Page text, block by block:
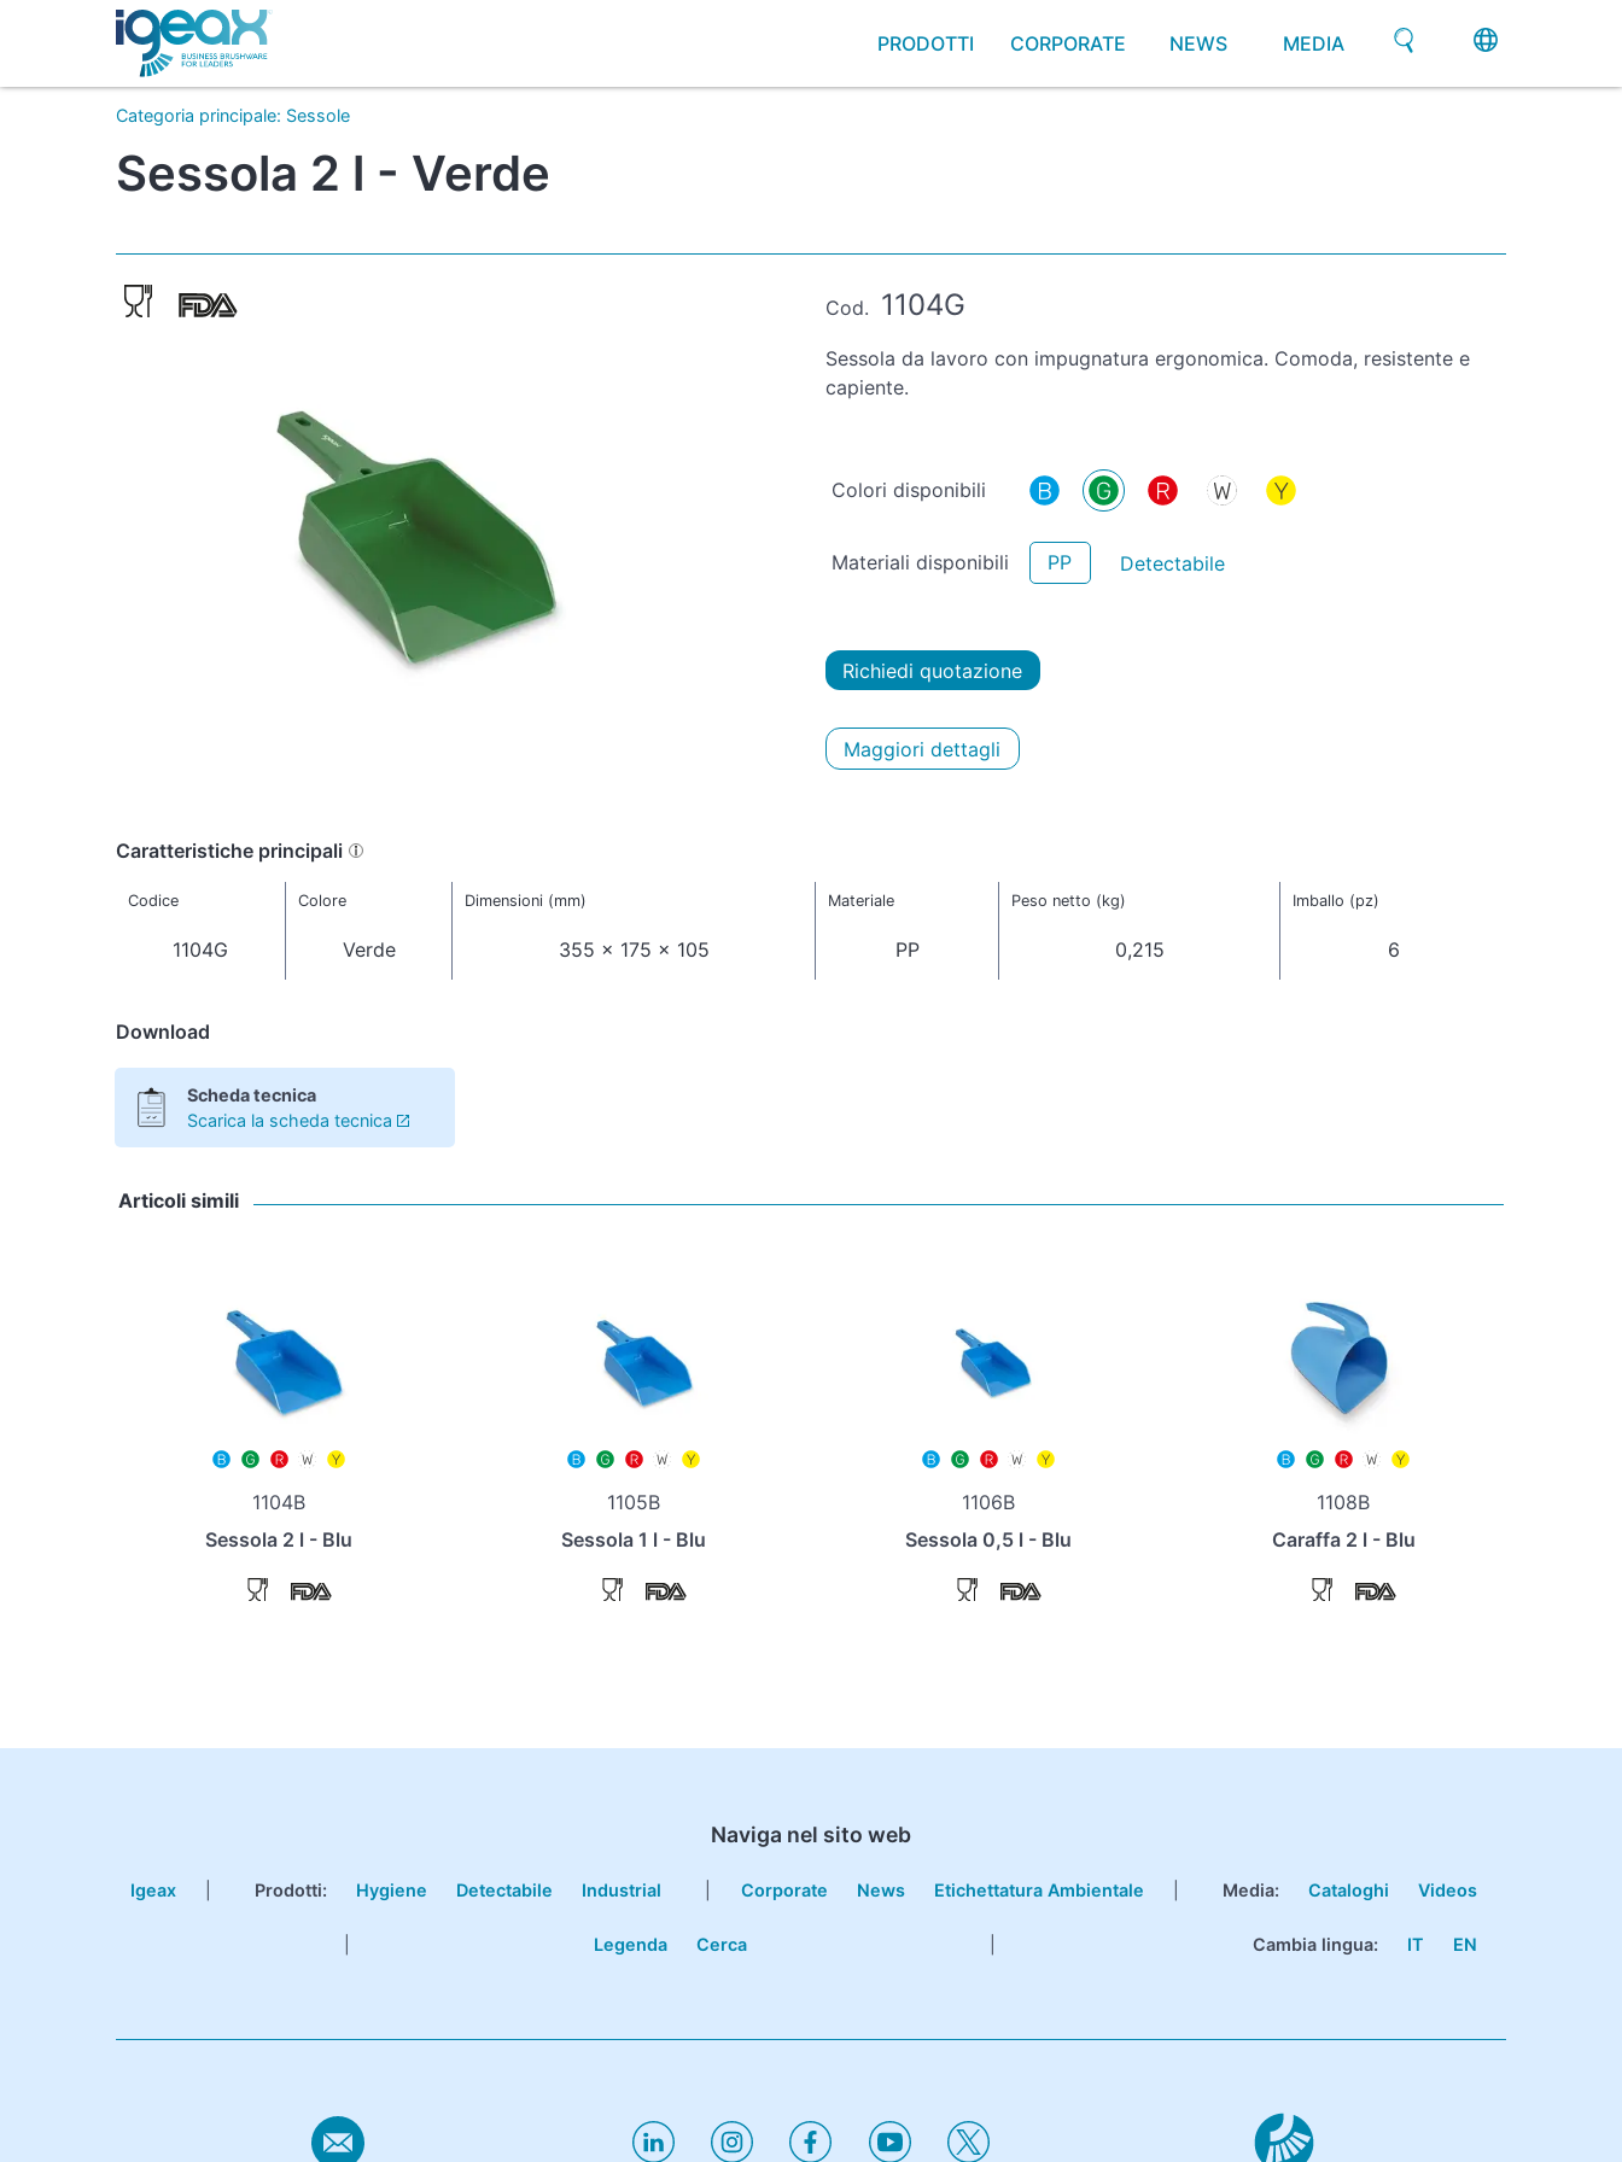
PRODOTTI CORPORATE NEWS MEDIA
Categoria principale: Sessole
Sessola 2 l - Verde
Cod. 1104G
Sessola da lavoro con impugnatura ergonomica. Comoda, resistente e
capiente.
Colori disponibili
Materiali disponibili PP Detectabile
Richiedi quotazione
Maggiori dettagli
Caratteristiche principali
Codice Colore Dimensioni (mm) Materiale Peso netto (kg) Imballo (pz)
1104G Verde 355 x 175 x 105 PP 0,215 6
Download
Scheda tecnica
Scarica la scheda tecnica
Articoli simili
1104B
Sessola 2 l - Blu
1105B
Sessola 1 l - Blu
1106B
Sessola 0,5 l - Blu
1108B
Caraffa 2 l - Blu
Naviga nel sito web
Igeax Prodotti: Hygiene Detectabile Industrial Corporate News Etichettatura Ambientale Media: Cataloghi Videos
Legenda Cerca Cambia lingua: IT EN